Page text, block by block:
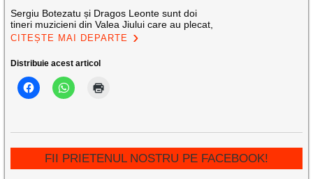
Sergiu Botezatu și Dragos Leonte sunt doi
tineri muzicieni din Valea Jiului care au plecat,
CITEȘTE MAI DEPARTE
Distribuie acest articol
FII PRIETENUL NOSTRU PE FACEBOOK!